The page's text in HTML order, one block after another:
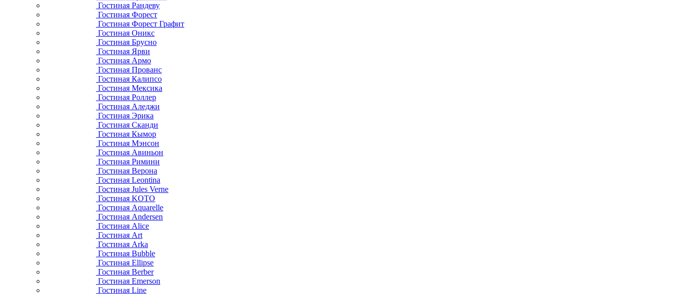
Гостиная Рандеву
Гостиная Форест
Гостиная Форест Графит
Гостиная Оникс
Гостиная Брусно
Гостиная Ярви
Гостиная Армо
Гостиная Прованс
Гостиная Калипсо
Гостиная Мексика
Гостиная Роллер
Гостиная Аледжи
Гостиная Эрика
Гостиная Сканди
Гостиная Кымор
Гостиная Мэнсон
Гостиная Авиньон
Гостиная Римини
Гостиная Верона
Гостиная Leontina
Гостиная Jules Verne
Гостиная KOTO
Гостиная Aquarelle
Гостиная Andersen
Гостиная Alice
Гостиная Art
Гостиная Arka
Гостиная Bubble
Гостиная Ellipse
Гостиная Berber
Гостиная Emerson
Гостиная Line